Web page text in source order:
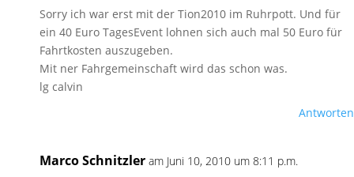
Sorry ich war erst mit der Tion2010 im Ruhrpott. Und für
ein 40 Euro TagesEvent lohnen sich auch mal 50 Euro für
Fahrtkosten auszugeben.
Mit ner Fahrgemeinschaft wird das schon was.
lg calvin
Antworten
Marco Schnitzler am Juni 10, 2010 um 8:11 p.m.